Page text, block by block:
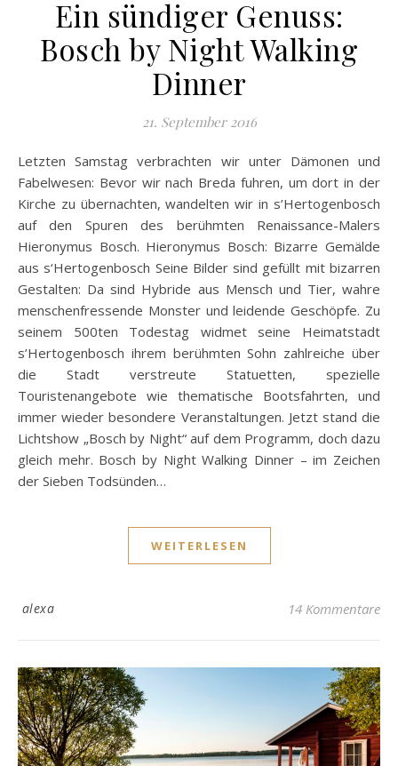
Ein sündiger Genuss:
Bosch by Night Walking
Dinner
21. September 2016
Letzten Samstag verbrachten wir unter Dämonen und
Fabelwesen: Bevor wir nach Breda fuhren, um dort in der
Kirche zu übernachten, wandelten wir in s’Hertogenbosch
auf den Spuren des berühmten Renaissance-Malers
Hieronymus Bosch. Hieronymus Bosch: Bizarre Gemälde
aus s‘Hertogenbosch Seine Bilder sind gefüllt mit bizarren
Gestalten: Da sind Hybride aus Mensch und Tier, wahre
menschenfressende Monster und leidende Geschöpfe. Zu
seinem 500ten Todestag widmet seine Heimatstadt
s’Hertogenbosch ihrem berühmten Sohn zahlreiche über
die Stadt verstreute Statuetten, spezielle
Touristenangebote wie thematische Bootsfahrten, und
immer wieder besondere Veranstaltungen. Jetzt stand die
Lichtshow „Bosch by Night“ auf dem Programm, doch dazu
gleich mehr. Bosch by Night Walking Dinner – im Zeichen
der Sieben Todsünden…
WEITERLESEN
alexa 14 Kommentare